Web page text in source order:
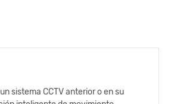
sistema CCTV anterior o en su